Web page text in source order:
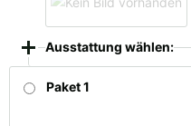
Ausstattung wählen:
Paket 1